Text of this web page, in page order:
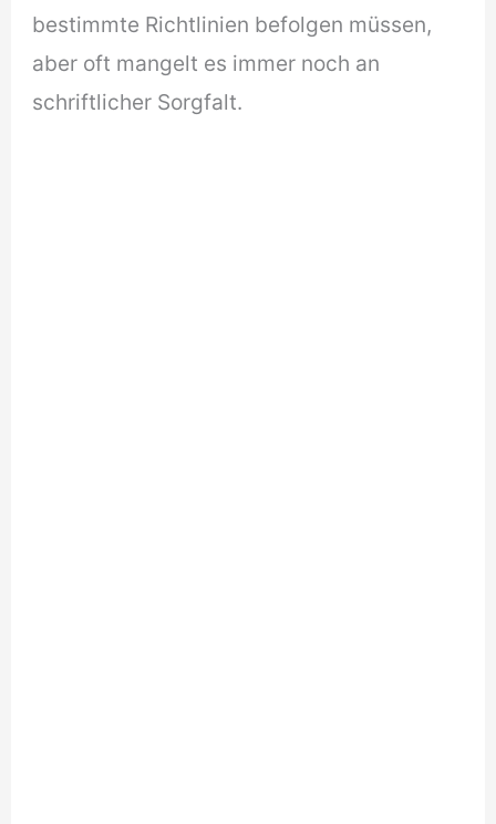
bestimmte Richtlinien befolgen müssen,
aber oft mangelt es immer noch an
schriftlicher Sorgfalt.